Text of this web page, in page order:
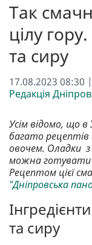
Так
цілу
та сиру
17.08.2023 08:30 |
Редакція
Усім відомо, що в
багато
овочем. Оладки з
можна готувати
Рецептом цієї
"Дніпровська
та сиру